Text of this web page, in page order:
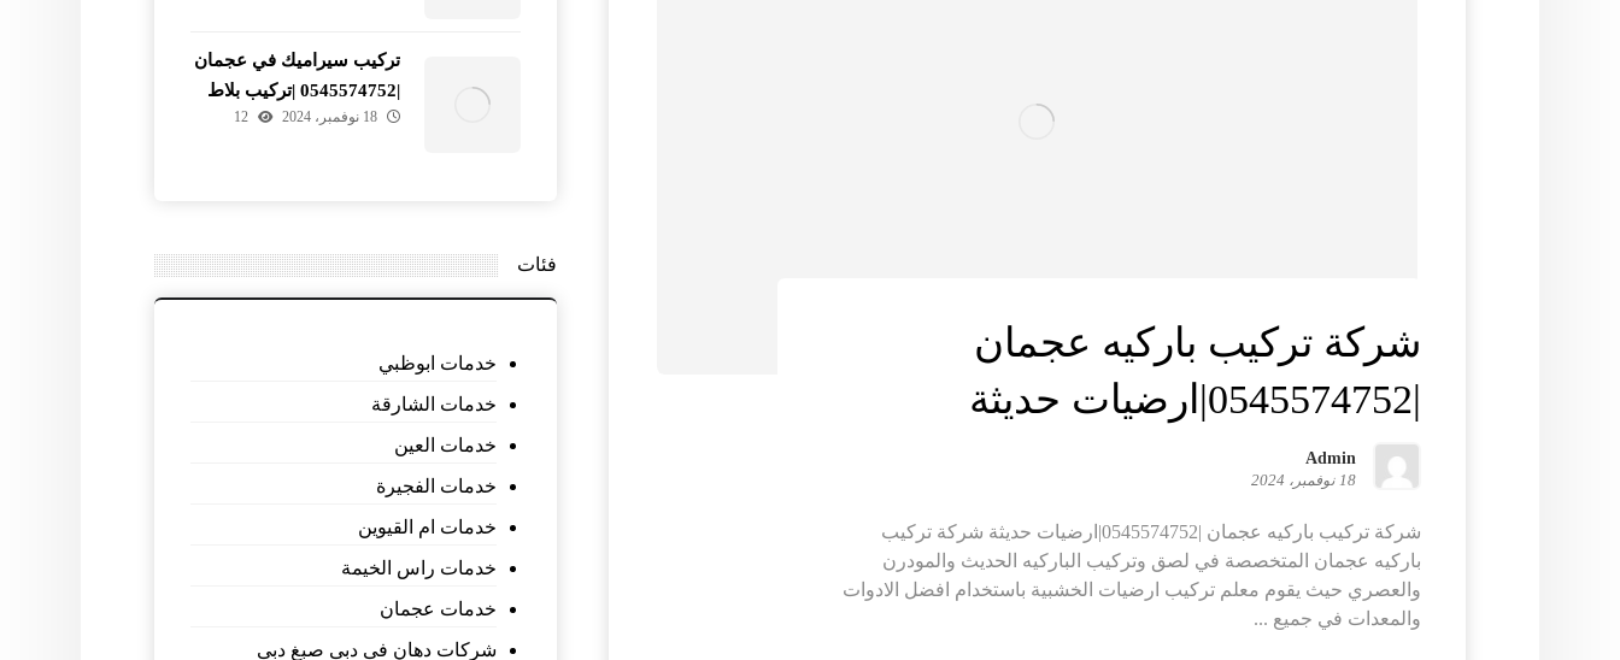
شركة تركيب باركيه عجمان
|0545574752|ارضيات حديثة
Admin
18 نوفمبر، 2024
شركة تركيب باركيه عجمان |0545574752|ارضيات حديثة شركة تركيب
باركيه عجمان المتخصصة في لصق وتركيب الباركيه الحديث والمودرن
والعصري حيث يقوم معلم تركيب ارضيات الخشبية باستخدام افضل الادوات
والمعدات في جميع ...
تركيب سيراميك في عجمان
|0545574752 |تركيب بلاط
18 نوفمبر، 2024 12
فئات
خدمات ابوظبي
خدمات الشارقة
خدمات العين
خدمات الفجيرة
خدمات ام القيوين
خدمات راس الخيمة
خدمات عجمان
شركات دهان فى دبى صبغ دبى